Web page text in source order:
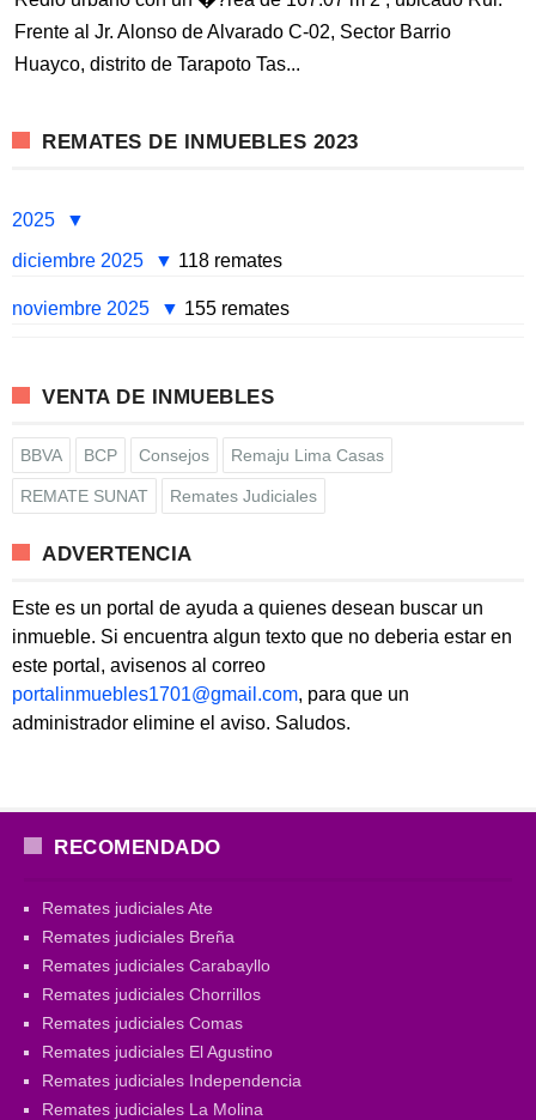
Frente al Jr. Alonso de Alvarado C-02, Sector Barrio
Huayco, distrito de Tarapoto Tas...
REMATES DE INMUEBLES 2023
2025
diciembre 2025
118 remates
noviembre 2025 155 remates
VENTA DE INMUEBLES
BBVA BCP Consejos Remaju Lima Casas
REMATE SUNAT Remates Judiciales
ADVERTENCIA
Este es un portal de ayuda a quienes desean buscar un
inmueble. Si encuentra algun texto que no deberia estar en
este portal, avisenos al correo
portalinmuebles1701@gmail.com, para que un
administrador elimine el aviso. Saludos.
RECOMENDADO
Remates judiciales Ate
Remates judiciales Breña
Remates judiciales Carabayllo
Remates judiciales Chorrillos
Remates judiciales Comas
Remates judiciales El Agustino
Remates judiciales Independencia
Remates judiciales La Molina